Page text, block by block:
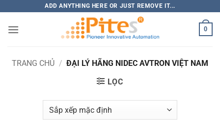
nội
ADD ANYTHING HERE OR JUST REMOVE IT...
0
TRANG CHỦ / ĐẠI LÝ HÃNG NIDEC AVTRON VIỆT NAM
LỌC